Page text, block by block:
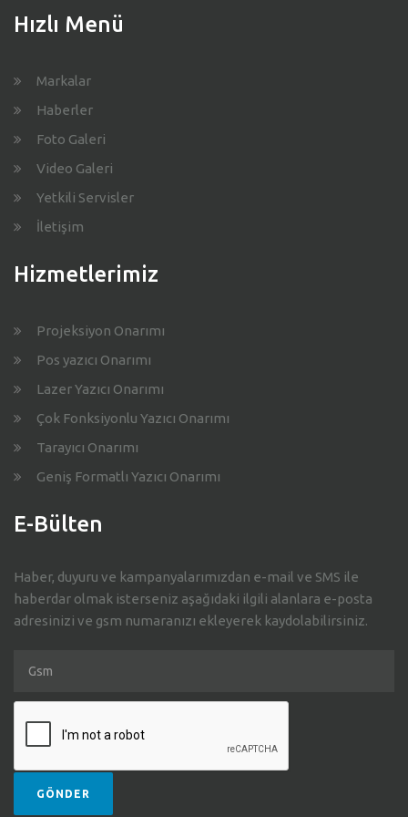
Hızlı Menü
Markalar
Haberler
Foto Galeri
Video Galeri
Yetkili Servisler
İletişim
Hizmetlerimiz
Projeksiyon Onarımı
Pos yazıcı Onarımı
Lazer Yazıcı Onarımı
Çok Fonksiyonlu Yazıcı Onarımı
Tarayıcı Onarımı
Geniş Formatlı Yazıcı Onarımı
E-Bülten
Haber, duyuru ve kampanyalarımızdan e-mail ve SMS ile
haberdar olmak isterseniz aşağıdaki ilgili alanlara e-posta
adresinizi ve gsm numaranızı ekleyerek kaydolabilirsiniz.
posta
adresiniz
GÖNDER